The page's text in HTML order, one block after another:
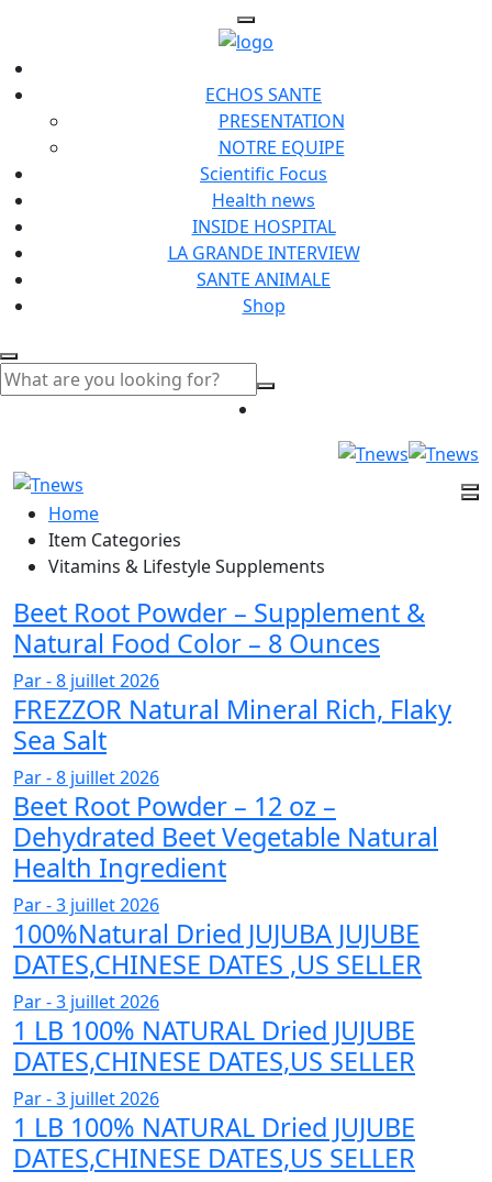
ECHOS SANTE
PRESENTATION
NOTRE EQUIPE
Scientific Focus
Health news
INSIDE HOSPITAL
LA GRANDE INTERVIEW
SANTE ANIMALE
Shop
Home
Item Categories
Vitamins & Lifestyle Supplements
Beet Root Powder – Supplement &
Natural Food Color – 8 Ounces
Par -8 juillet 2026
FREZZOR Natural Mineral Rich, Flaky
Sea Salt
Par -8 juillet 2026
Beet Root Powder – 12 oz –
Dehydrated Beet Vegetable Natural
Health Ingredient
Par -3 juillet 2026
100%Natural Dried JUJUBA JUJUBE
DATES,CHINESE DATES ,US SELLER
Par -3 juillet 2026
1 LB 100% NATURAL Dried JUJUBE
DATES,CHINESE DATES,US SELLER
Par -3 juillet 2026
1 LB 100% NATURAL Dried JUJUBE
DATES,CHINESE DATES,US SELLER